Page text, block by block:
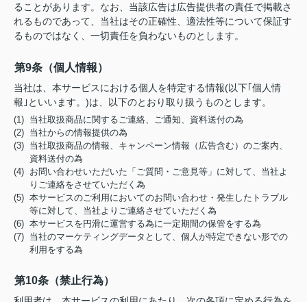
ることがあります。なお、当該広告は広告提供者の責任で掲載さ
れるものであって、当社はその正確性、適法性等について保証す
るものではなく、一切責任を負わないものとします。
第9条（個人情報）
当社は、本サービスにおける個人を特定する情報(以下｢個人情
報｣といいます。)は、以下のとおり取り扱うものとします。
(1) 当社取扱商品に関するご連絡、ご通知、資料送付の為
(2) 当社からの情報提供の為
(3) 当社取扱商品の情報、キャンペーン情報（広告含む）のご案内、
資料送付の為
(4) お問い合わせいただいた「ご質問・ご意見等」に対して、当社よ
りご連絡をさせていただく為
(5) 本サービスのご利用においてのお問い合わせ・発生したトラブル
等に対して、当社よりご連絡させていただく為
(6) 本サービスを円滑に運営する為に一定期間の保管をする為
(7) 当社のマーケティングデータとして、個人が特定できない形での
利用をする為
第10条（禁止行為）